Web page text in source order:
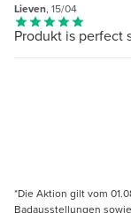
Lieven, 15/04
Produkt is perfect
*Die Aktion gilt vom
Badausstellungen